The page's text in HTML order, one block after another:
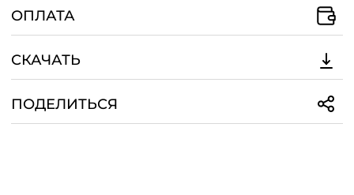
ОПЛАТА
СКАЧАТЬ
ПОДЕЛИТЬСЯ